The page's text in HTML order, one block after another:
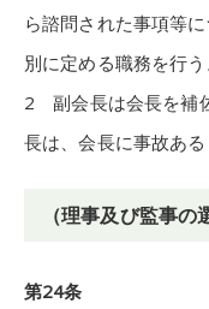
ら諮問された事項等
別に定める職務を行う
2 副会長は会長を補
長は、会長に事故ある
（理事及び監事の
第24条